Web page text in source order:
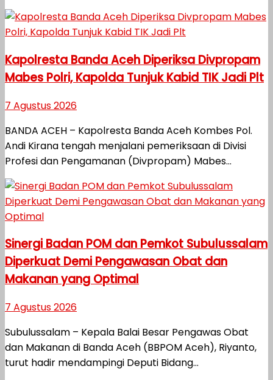
Kapolresta Banda Aceh Diperiksa Divpropam
Mabes Polri, Kapolda Tunjuk Kabid TIK Jadi Plt
7 Agustus 2026
BANDA ACEH – Kapolresta Banda Aceh Kombes Pol.
Andi Kirana tengah menjalani pemeriksaan di Divisi
Profesi dan Pengamanan (Divpropam) Mabes...
Sinergi Badan POM dan Pemkot Subulussalam
Diperkuat Demi Pengawasan Obat dan
Makanan yang Optimal
7 Agustus 2026
Subulussalam – Kepala Balai Besar Pengawas Obat
dan Makanan di Banda Aceh (BBPOM Aceh), Riyanto,
turut hadir mendampingi Deputi Bidang...